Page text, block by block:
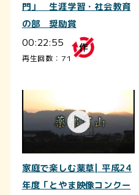
門」 生涯学習・社会教育
の部 奨励賞
00:22:55
再生回数：71
家庭で楽しむ薬草| 平成24
年度「とやま映像コンクー